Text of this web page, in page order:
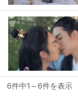
6件中1～6件を表示